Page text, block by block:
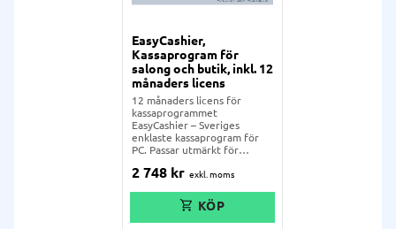
EasyCashier,
Kassaprogram för
salong och butik, inkl. 12
månaders licens
12 månaders licens för
kassaprogrammet
EasyCashier – Sveriges
enklaste kassaprogram för
PC. Passar utmärkt för
2 748 kr